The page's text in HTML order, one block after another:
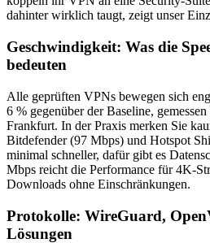
dahinter wirklich taugt, zeigt unser
Geschwindigkeit: Was die
bedeuten
Alle geprüften VPNs bewegen sich
6 % gegenüber der Baseline,
Frankfurt. In der Praxis merken Sie
Bitdefender (97 Mbps) und Hotspot
minimal schneller, dafür gibt es
Mbps reicht die Performance für 4K-
Downloads ohne Einschränkungen.
Protokolle: WireGuard,
Lösungen